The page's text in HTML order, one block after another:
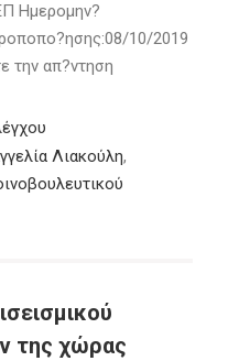
Ημερομην?
10/2019
την απ?ντηση
Λιακούλη,
της χώρας